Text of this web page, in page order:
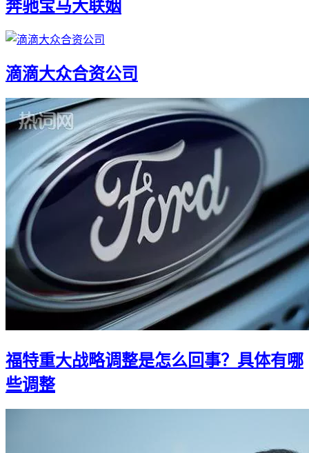
奔驰宝马大联姻
滴滴大众合资公司
福特重大战略调整是怎么回事？具体有哪
些调整